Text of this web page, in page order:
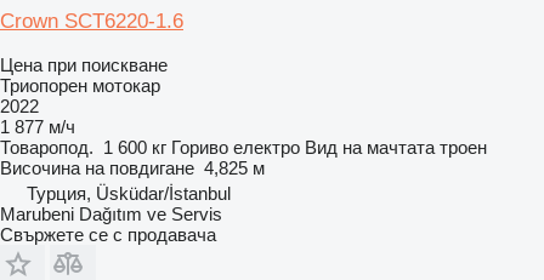
Crown SCT6220-1.6
Цена при поискване
Триопорен мотокар
2022
1 877 м/ч
Товаропод. 1 600 кг Гориво електро Вид на мачтата троен
Височина на повдигане 4,825 м
Турция, Üsküdar/İstanbul
Marubeni Dağıtım ve Servis
Свържете се с продавача